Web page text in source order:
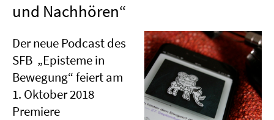
und Nachhören“
Der neue Podcast des
SFB „Episteme in
Bewegung“ feiert am
1. Oktober 2018
Premiere